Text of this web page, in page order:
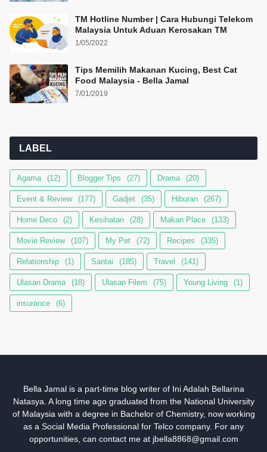
TM Hotline Number | Cara Hubungi Telekom
Malaysia Untuk Aduan Kerosakan TM
1/05/2022
Tips Memilih Makanan Kucing, Best Cat
Food Malaysia - Bella Jamal
7/01/2019
LABEL
Agama (12) Blogger Tips (27) Drama (20)
Event & Review (177) Gadjet (35) Hiburan (267)
Home Deco (2) Kesihatan (28) Makan Place (133)
Movie Review (107) My Pet (72) Recipes (335)
Relationship (1) Santai (185) Travel (141)
Ulasan Drama (18) Ulasan Filem (75) Young Living (1)
insurance (6)
Bella Jamal is a part-time blog writer of Ini Adalah Bellarina
Natasya. A long time ago graduated from the National University
of Malaysia with a degree in Bachelor of Chemistry, now working
as a Social Media Professional for Telco company. For any
opportunities, can contact me at jbella8868@gmail.com